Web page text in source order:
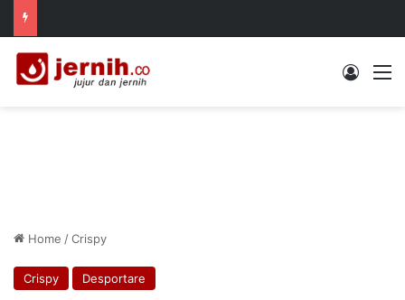
Log In
Home /Crispy
Crispy Desportare